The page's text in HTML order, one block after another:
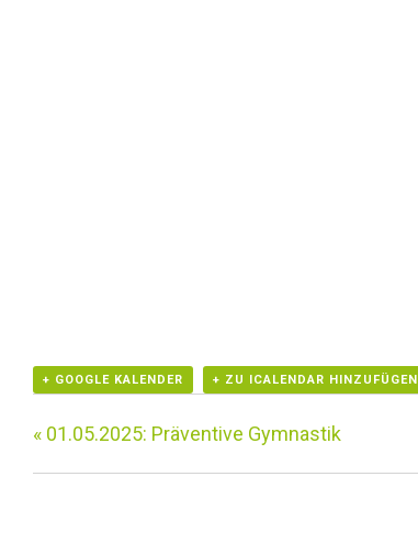
+ GOOGLE KALENDER + ZU ICALENDAR HINZUFÜGEN
« 01.05.2025: Präventive Gymnastik